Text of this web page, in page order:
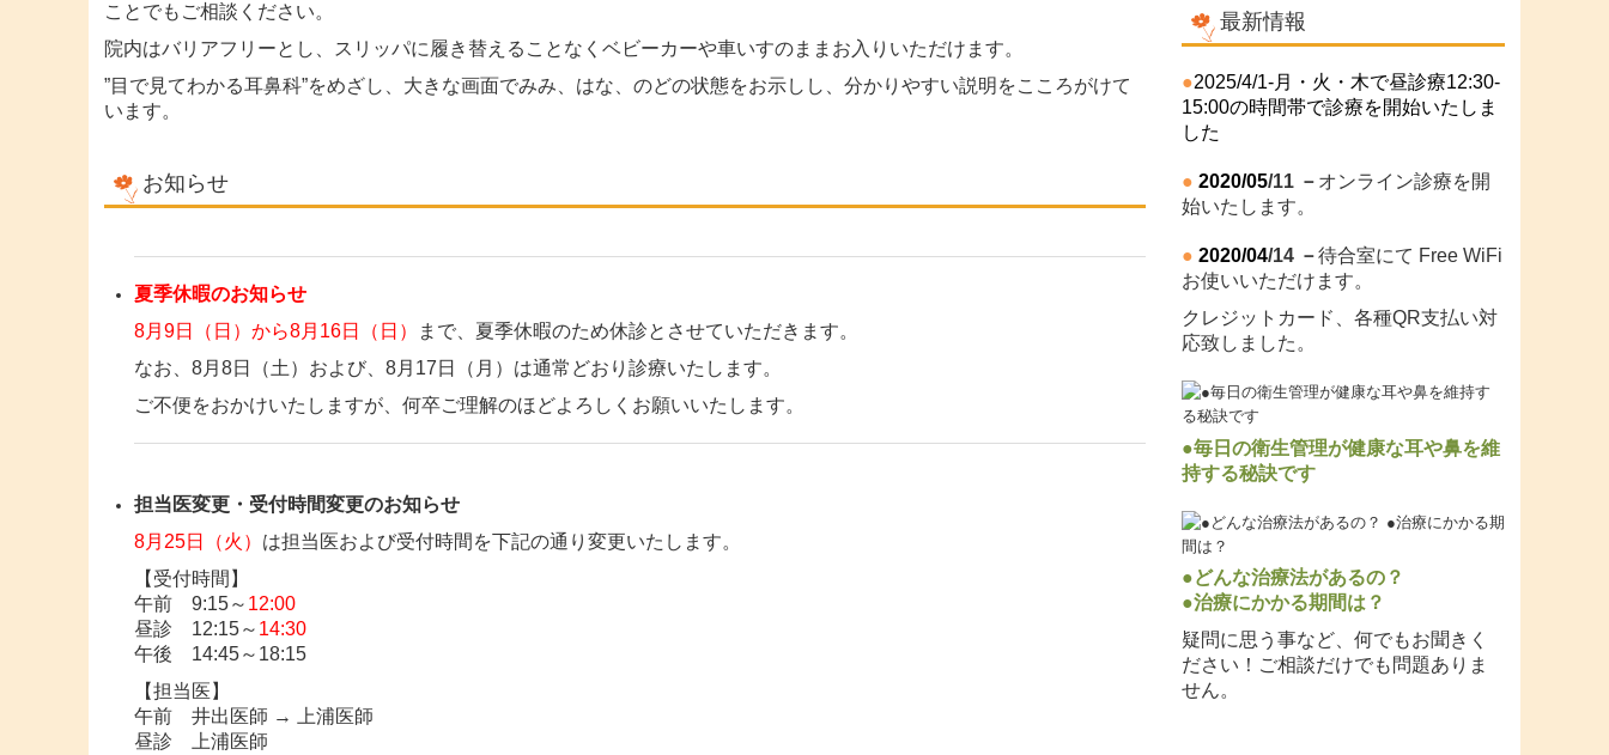
ことでもご相談ください。
院内はバリアフリーとし、スリッパに履き替えることなくベビーカーや車いすのままお入りいただけます。
”目で見てわかる耳鼻科”をめざし、 大きな画面でみみ、はな、のどの状態をお示しし、分かりやすい説明をこころがけて
います。
お知らせ
夏季休暇のお知らせ
8月9日（日）から8月16日（日）
まで、夏季休暇のため休診とさせていただきます。
なお、8月8日（土）および、8月17日（月）は通常どおり診療いたします。
ご不便をおかけいたしますが、何卒ご理解のほどよろしくお願いいたします。
担当医変更・受付時間変更のお知らせ
8月25日（火） は担当医および受付時間を下記の通り変更いたします。
【受付時間】
午前 9:15～ 12:00
昼診 12:15～ 14:30
午後 14:45～18:15
【担当医】
午前 井出医師 → 上浦医師
昼診 上浦医師
最新情報
●2025/4/1-月・火・木で昼診療12:30-
15:00の時間帯で診療を開始いたしま
した
● 2020/05/11 － オンライン診療を開
始いたします。
● 2020/04/14 －待合室にて Free WiFi
お使いいただけます。
クレジットカード、各種QR支払い対
応致しました。
●毎日の衛生管理が健康な耳や鼻を維
持する秘訣です
●どんな治療法があるの？
●治療にかかる期間は？
疑問に思う事など、何でもお聞きく
ださい！ご相談だけでも問題ありま
せん。